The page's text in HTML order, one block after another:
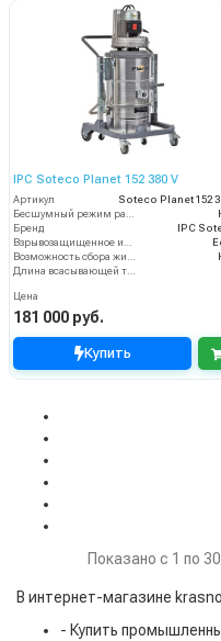
IPC Soteco Planet 152 380 V
Артикул
Soteco Planet 152
Бесшумный режим работы
Бренд
IPC
Взрывозащищенное исполнение
Возможность сбора жидкой грязи
Длина всасывающей трубки
Цена
181 000 руб.
Купить
Показано с 1 по
В интернет-магазине
- Купить